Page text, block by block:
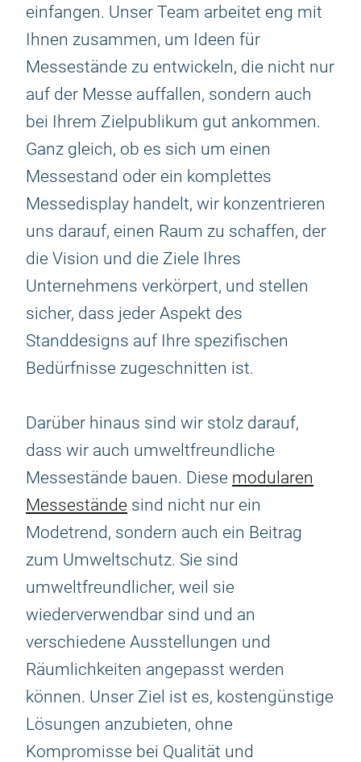
einfangen. Unser Team arbeitet eng mit
Ihnen zusammen, um Ideen für
Messestände zu entwickeln, die nicht nur
auf der Messe auffallen, sondern auch
bei Ihrem Zielpublikum gut ankommen.
Ganz gleich, ob es sich um einen
Messestand oder ein komplettes
Messedisplay handelt, wir konzentrieren
uns darauf, einen Raum zu schaffen, der
die Vision und die Ziele Ihres
Unternehmens verkörpert, und stellen
sicher, dass jeder Aspekt des
Standdesigns auf Ihre spezifischen
Bedürfnisse zugeschnitten ist.
Darüber hinaus sind wir stolz darauf,
dass wir auch umweltfreundliche
Messestände bauen. Diese modularen
Messestände sind nicht nur ein
Modetrend, sondern auch ein Beitrag
zum Umweltschutz. Sie sind
umweltfreundlicher, weil sie
wiederverwendbar sind und an
verschiedene Ausstellungen und
Räumlichkeiten angepasst werden
können. Unser Ziel ist es, kostengünstige
Lösungen anzubieten, ohne
Kompromisse bei Qualität und